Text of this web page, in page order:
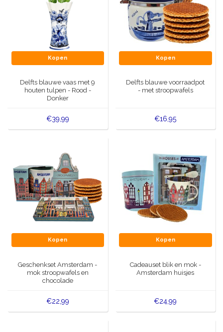
Kopen
Delfts blauwe vaas met 9
houten tulpen - Rood -
Donker
€39,99
Kopen
Delfts blauwe voorraadpot
- met stroopwafels
€16,95
Kopen
Geschenkset Amsterdam -
mok stroopwafels en
chocolade
€22,99
Kopen
Cadeauset blik en mok -
Amsterdam huisjes
€24,99